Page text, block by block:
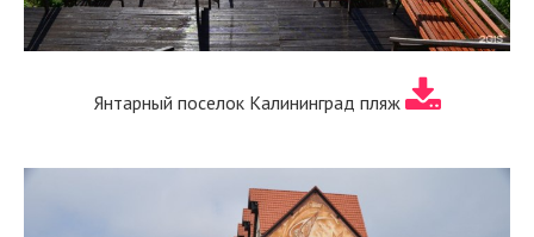
Янтарный поселок Калининград пляж